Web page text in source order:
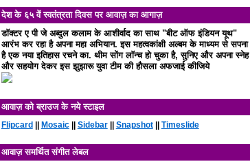
देश के ६५ वें स्वतंत्रता दिवस पर आवाज़ का आगाज़
डॉक्टर ए पी जे अब्दुल कलाम के आशीर्वाद का साथ "बीट ऑफ इंडियन यूथ"
आरंभ कर रहा है अपना महा अभियान. इस महत्वकांक्षी अल्बम के माध्यम से सपना
है एक नया इतिहास रचने का. थीम सोंग लॉन्च हो चुका है, सुनिए और अपना स्नेह
और सहयोग देकर इस झुझारू युवा टीम की हौसला अफजाई कीजिये
आवाज़ को ब्राउज के नये स्टाइल
Flipcard Mosaic|| Sidebar|| Snapshot|| Timeslide
आवाज़ समर्थित संगीत लेबल